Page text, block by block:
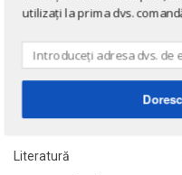
DOMENII
Literatură
utilizați la prima dvs.